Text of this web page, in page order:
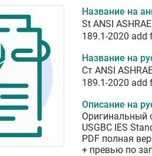
Название на
St ANSI
189.1-2020 add
Название на
Ст ANSI
189.1-2020 add
Описание на
Оригинальный
USGBC IES
PDF полная
+ превью по